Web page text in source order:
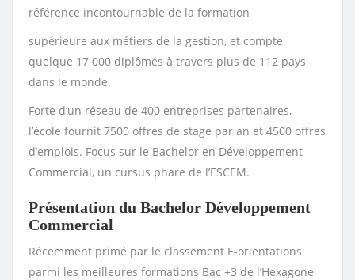
référence incontournable de la formation
supérieure aux métiers de la gestion, et compte
quelque 17 000 diplômés à travers plus de 112 pays
dans le monde.
Forte d’un réseau de 400 entreprises partenaires,
l’école fournit 7500 offres de stage par an et 4500 offres
d’emplois. Focus sur le Bachelor en Développement
Commercial, un cursus phare de l’ESCEM.
Présentation du Bachelor Développement
Commercial
Récemment primé par le classement E-orientations
parmi les meilleures formations Bac +3 de l’Hexagone